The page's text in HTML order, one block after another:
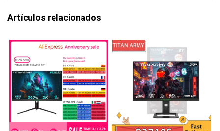
Artículos relacionados